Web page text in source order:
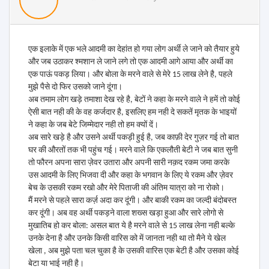
एक इलाके में एक भले आदमी का देहांत हो गया लोग अर्थी ले जाने को तैयार हुये
और जब उठाकर श्मशान ले जाने लगे तो एक आदमी आगे आया और अर्थी का
एक पाऊं पकड़ लिया। और बोला के मरने वाले से मेरे 15 लाख लेने है, पहले
मुझे पैसे दो फिर उसको जाने दूंगा।
अब तमाम लोग खड़े तमाशा देख रहे है, बेटों ने कहा के मरने वाले ने हमें तो कोई
ऐसी बात नही की के वह कर्जदार है, इसलिए हम नही दे सकतें मृतक के भाइयों
ने कहा के जब बेटे जिम्मेदार नही तो हम क्यों दें।
अब सारे खड़े है और उसने अर्थी पकड़ी हुई है, जब काफ़ी देर गुज़र गई तो बात
घर की औरतों तक भी पहुंच गई। मरने वाले कि एकलौती बेटी ने जब बात सुनी
तो फौरन अपना सारा ज़ेवर उतारा और अपनी सारी नक़द रकम जमा करके
उस आदमी के लिए भिजवा दी और कहा के भगवान के लिए ये रकम और ज़ेवर
बेच के उसकी रकम रखो और मेरे पिताजी की अंतिम यात्रा को ना रोको।
मैं मरने से पहले सारा कर्ज़ अदा कर दूंगी। और बाकी रकम का जल्दी बंदोबस्त
कर दूंगी। अब वह अर्थी पकड़ने वाला शख्स खड़ा हुआ और सारे लोगो से
मुखातिब हो कर बोला: असल बात ये है मरने वाले से 15 लाख लेना नही बल्के
उनके देना है और उनके किसी वारिस को में जानता नही था तो मैने ये खेल
खेला , अब मुझे पता चल चुका है के उसकी वारिस एक बेटी है और उसका कोई
बेटा या भाई नही है।